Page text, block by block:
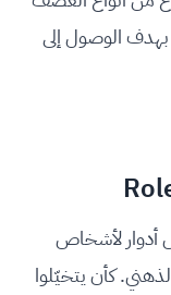
بهدف الوصول إلى
أدوار لأشخاص
كأن يتخيّلوا